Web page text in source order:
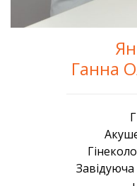
Ганна